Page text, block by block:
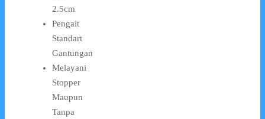
2.5cm
Pengait
Standart
Gantungan
Melayani
Stopper
Maupun
Tanpa